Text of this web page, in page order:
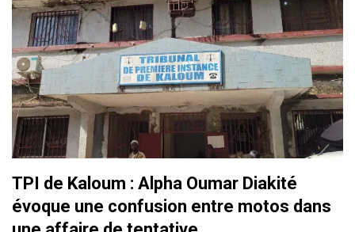
TPI de Kaloum : Alpha Oumar Diakité
évoque une confusion entre motos dans